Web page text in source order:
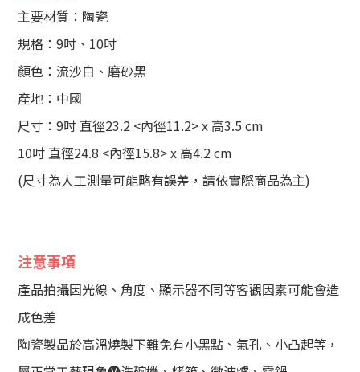
主要材質：陶瓷
規格：9吋、10吋
顏色：流沙白、磨砂黑
產地：中國
尺寸：9吋 直徑23.2 <內徑11.2> x 高3.5 cm
10吋 直徑24.8 <內徑15.8> x 高4.2 cm
(尺寸為人工測量可能略有誤差，請依實際商品為主)
注意事項
產品拍攝因光線、角度、顯示器不同等客觀因素可能會造
成色差
陶瓷製品於高溫燒製下難免有小黑點、氣孔、小凸起等，